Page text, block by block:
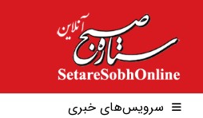
سرویس‌های خبری